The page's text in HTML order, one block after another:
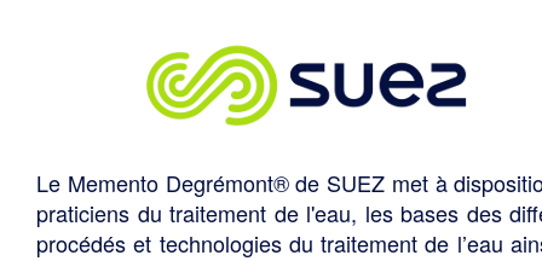
Le Memento Degrémont® de SUEZ met à
praticiens du traitement de l'eau, les bases des
procédés et technologies du traitement de l’eau